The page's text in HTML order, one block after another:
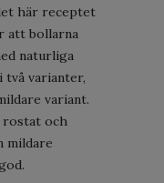
här receptet
att bollarna
naturliga
två varianter,
variant.
rostat och
mildare